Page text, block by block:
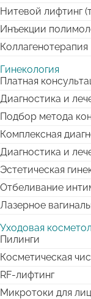
Нитевой лифтинг
Инъекции
Коллагенотерапия
Гинекология
Платная
Диагностика и
Подбор метода
Комплексная
Диагностика и
Эстетическая
Отбеливание
Лазерное
Уходовая
Пилинги
Косметическая
RF-лифтинг
Микротоки для